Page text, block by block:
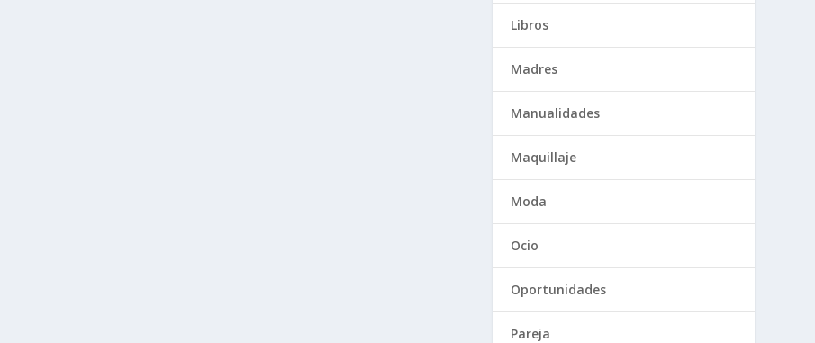
Libros
Madres
Manualidades
Maquillaje
Moda
Ocio
Oportunidades
Pareja